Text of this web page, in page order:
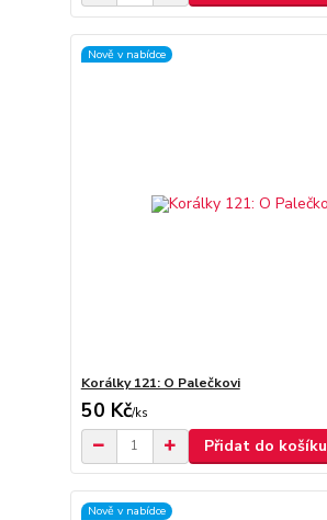
Nově v nabídce
Korálky 121: O Palečkovi
50 Kč/ks
Přidat do košíku
Nově v nabídce